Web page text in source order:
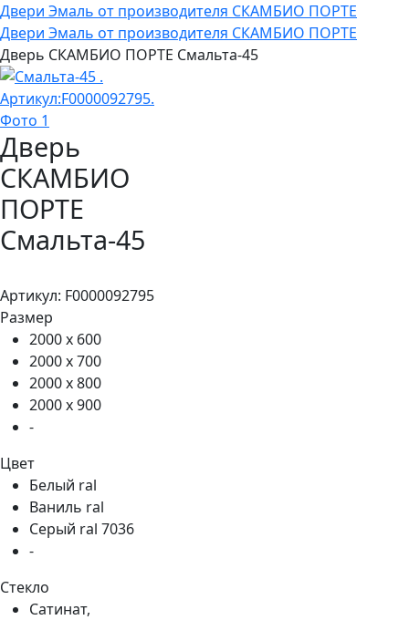
Двери Эмаль от производителя СКАМБИО ПОРТЕ
Двери Эмаль от производителя СКАМБИО ПОРТЕ
Дверь СКАМБИО ПОРТЕ Смальта-45
Дверь
СКАМБИО
ПОРТЕ
Смальта-45
Артикул: F0000092795
Размер
2000 х 600
2000 х 700
2000 х 800
2000 х 900
-
Цвет
Белый ral
Ваниль ral
Серый ral 7036
-
Стекло
Сатинат,